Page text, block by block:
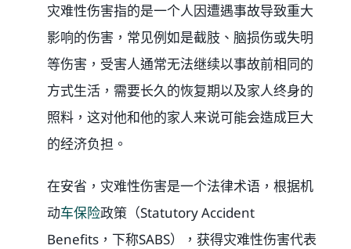
灾难性伤害指的是一个人因遭遇事故导致重大
影响的伤害，常见例如是截肢、脑损伤或失明
等伤害，受害人通常无法继续以事故前相同的
方式生活，需要长久的恢复期以及家人终身的
照料，这对他和他的家人来说可能会造成巨大
的经济负担。
在安省，灾难性伤害是一个法律术语，根据机
动车保险政策（Statutory Accident
Benefits，下称SABS），获得灾难性伤害代表